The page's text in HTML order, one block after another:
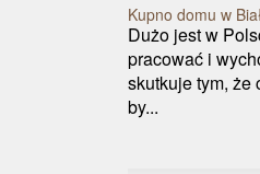
Kupno domu w
Dużo jest w
pracować i
skutkuje tym, że
by...